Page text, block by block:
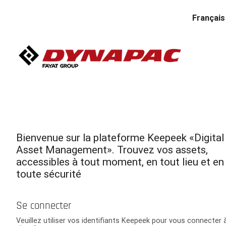
Français
Bienvenue sur la plateforme Keepeek «Digital
Asset Management». Trouvez vos assets,
accessibles à tout moment, en tout lieu et en
toute sécurité
Se connecter
Veuillez utiliser vos identifiants Keepeek pour vous connecter